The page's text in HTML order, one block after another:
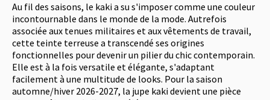
Au fil des saisons, le kaki a su s'imposer comme une couleur
incontournable dans le monde de la mode. Autrefois
associée aux tenues militaires et aux vêtements de travail,
cette teinte terreuse a transcendé ses origines
fonctionnelles pour devenir un pilier du chic contemporain.
Elle est à la fois versatile et élégante, s'adaptant
facilement à une multitude de looks. Pour la saison
automne/hiver 2026-2027, la jupe kaki devient une pièce